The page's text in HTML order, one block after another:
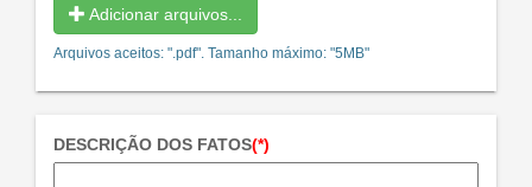
Adicionar arquivos...
Arquivos aceitos: ".pdf". Tamanho máximo: "5MB"
DESCRIÇÃO DOS FATOS(*)